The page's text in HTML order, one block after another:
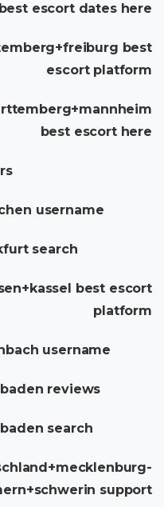
best escort dates here
best
escort platform
best escort here
username
search
best escort
platform
username
reviews
search
support